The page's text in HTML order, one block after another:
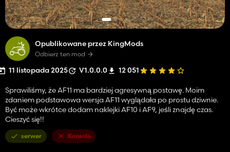
Opublikowane przez KingMods
Odbierz ten mod
11 listopada 2025 V1.0.0.0 12 051
Sprawiliśmy, że AF11 ma bardziej agresywną postawę. Moim
zdaniem podstawowa wersja AF11 wyglądała po prostu dziwnie.
Być może wkrótce dodam naklejki AF10 i AF9, jeśli znajdę czas.
Cieszyć się!!
serwer Konsole